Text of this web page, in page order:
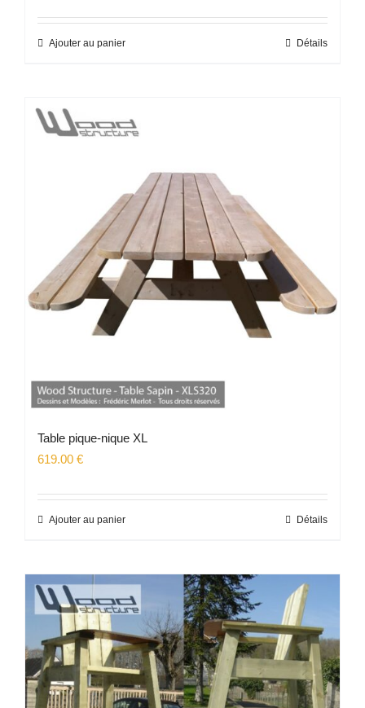
Ajouter au panier Détails
Table pique-nique XL
619.00 €
Ajouter au panier Détails